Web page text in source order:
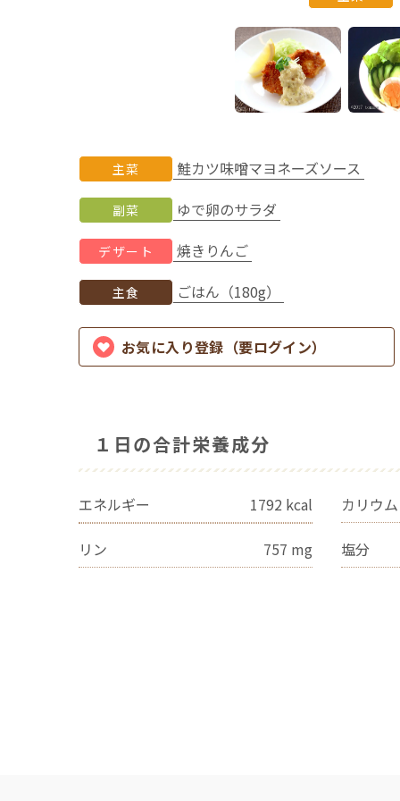
主菜 鮭カツ味噌マヨネーズソース
副菜 ゆで卵のサラダ
デザート 焼きりんご
主食 ごはん（180g）
お気に入り登録（要ログイン）
１日の合計栄養成分
エネルギー 1792 kcal カリウム
リン 757 mg 塩分